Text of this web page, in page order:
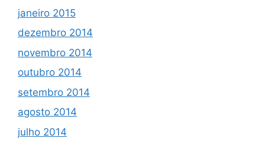
janeiro 2015
dezembro 2014
novembro 2014
outubro 2014
setembro 2014
agosto 2014
julho 2014